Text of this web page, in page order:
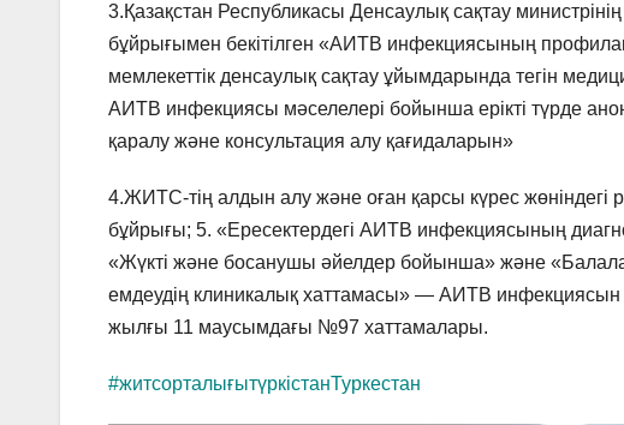
3.Қазақстан Республикасы Денсаулық сақтау
бұйрығымен бекітілген «АИТВ инфекциясының
мемлекеттік денсаулық сақтау ұйымдарында тегін
АИТВ инфекциясы мәселелері бойынша ерікті түрде
қаралу және консультация алу қағидаларын»
4.ЖИТС-тің алдын алу және оған қарсы күрес
бұйрығы; 5. «Ересектердегі АИТВ инфекциясының
«Жүкті және босанушы әйелдер бойынша» және
емдеудің клиникалық хаттамасы» — АИТВ
жылғы 11 маусымдағы №97 хаттамалары.
#житсорталығытүркістанТуркестан